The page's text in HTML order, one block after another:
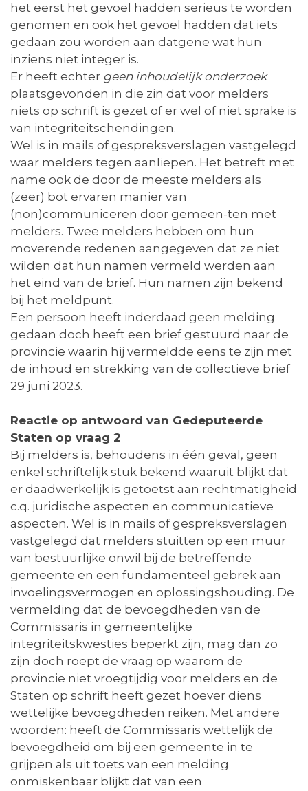
het eerst het gevoel hadden serieus te worden
genomen en ook het gevoel hadden dat iets
gedaan zou worden aan datgene wat hun
inziens niet integer is.
Er heeft echter geen inhoudelijk onderzoek
plaatsgevonden in die zin dat voor melders
niets op schrift is gezet of er wel of niet sprake is
van integriteitschendingen.
Wel is in mails of gespreksverslagen vastgelegd
waar melders tegen aanliepen. Het betreft met
name ook de door de meeste melders als
(zeer) bot ervaren manier van
(non)communiceren door gemeen-ten met
melders. Twee melders hebben om hun
moverende redenen aangegeven dat ze niet
wilden dat hun namen vermeld werden aan
het eind van de brief. Hun namen zijn bekend
bij het meldpunt.
Een persoon heeft inderdaad geen melding
gedaan doch heeft een brief gestuurd naar de
provincie waarin hij vermeldde eens te zijn met
de inhoud en strekking van de collectieve brief
29 juni 2023.
Reactie op antwoord van Gedeputeerde
Staten op vraag 2
Bij melders is, behoudens in één geval, geen
enkel schriftelijk stuk bekend waaruit blijkt dat
er daadwerkelijk is getoetst aan rechtmatigheid
c.q. juridische aspecten en communicatieve
aspecten. Wel is in mails of gespreksverslagen
vastgelegd dat melders stuitten op een muur
van bestuurlijke onwil bij de betreffende
gemeente en een fundamenteel gebrek aan
invoelingsvermogen en oplossingshouding. De
vermelding dat de bevoegdheden van de
Commissaris in gemeentelijke
integriteitskwesties beperkt zijn, mag dan zo
zijn doch roept de vraag op waarom de
provincie niet vroegtijdig voor melders en de
Staten op schrift heeft gezet hoever diens
wettelijke bevoegdheden reiken. Met andere
woorden: heeft de Commissaris wettelijk de
bevoegdheid om bij een gemeente in te
grijpen als uit toets van een melding
onmiskenbaar blijkt dat van een